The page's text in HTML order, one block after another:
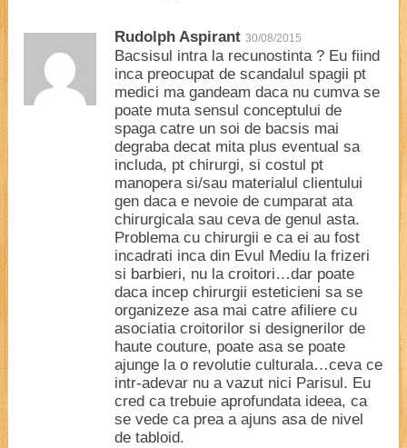
Rudolph Aspirant 30/08/2015
Bacsisul intra la recunostinta ? Eu fiind
inca preocupat de scandalul spagii pt
medici ma gandeam daca nu cumva se
poate muta sensul conceptului de
spaga catre un soi de bacsis mai
degraba decat mita plus eventual sa
includa, pt chirurgi, si costul pt
manopera si/sau materialul clientului
gen daca e nevoie de cumparat ata
chirurgicala sau ceva de genul asta.
Problema cu chirurgii e ca ei au fost
incadrati inca din Evul Mediu la frizeri
si barbieri, nu la croitori…dar poate
daca incep chirurgii esteticieni sa se
organizeze asa mai catre afiliere cu
asociatia croitorilor si designerilor de
haute couture, poate asa se poate
ajunge la o revolutie culturala…ceva ce
intr-adevar nu a vazut nici Parisul. Eu
cred ca trebuie aprofundata ideea, ca
se vede ca prea a ajuns asa de nivel
de tabloid.